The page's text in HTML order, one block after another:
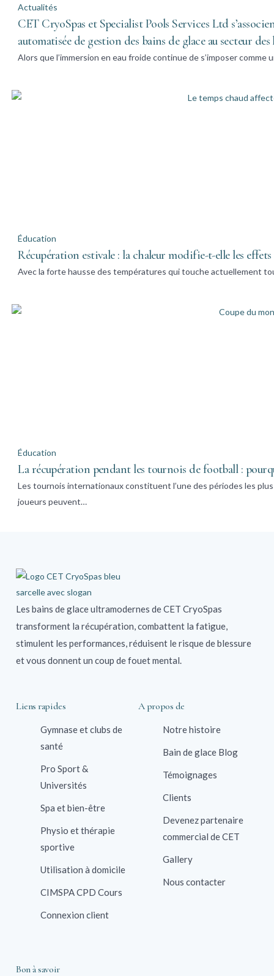
Actualités
CET CryoSpas et Specialist Pools Services Ltd
automatisée de gestion des bains de glace au secteur
Alors que l’immersion en eau froide continue de s’imposer
Éducation
Récupération estivale : la chaleur modifie-t-elle les
Avec la forte hausse des températures qui touche actuellement
Éducation
La récupération pendant les tournois de football :
Les tournois internationaux constituent l’une des périodes les
joueurs peuvent…
Les bains de glace ultramodernes de CET CryoSpas
transforment la récupération, combattent la fatigue,
stimulent les performances, réduisent le risque de blessure
et vous donnent un coup de fouet mental.
Liens rapides
Gymnase et clubs de
santé
Pro Sport &
Universités
Spa et bien-être
Physio et thérapie
sportive
Utilisation à domicile
CIMSPA CPD Cours
Connexion client
A propos de
Notre histoire
Bain de glace Blog
Témoignages
Clients
Devenez partenaire
commercial de CET
Gallery
Nous contacter
Bon à savoir